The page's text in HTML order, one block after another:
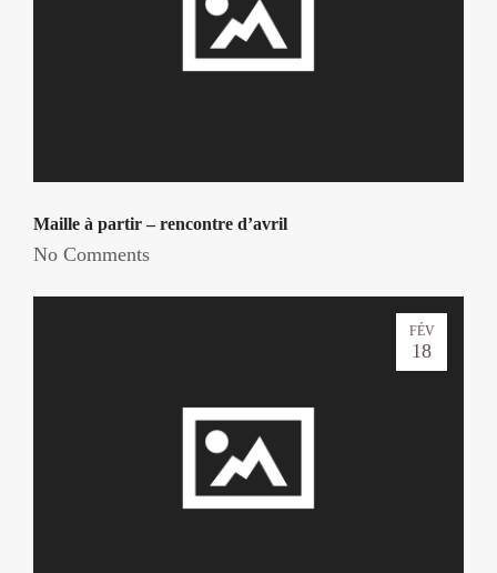
Maille à partir – rencontre d’avril
No Comments
FÉV
18